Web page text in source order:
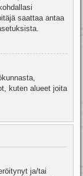
saattaa antaa
kuten alueet joita
ja/tai